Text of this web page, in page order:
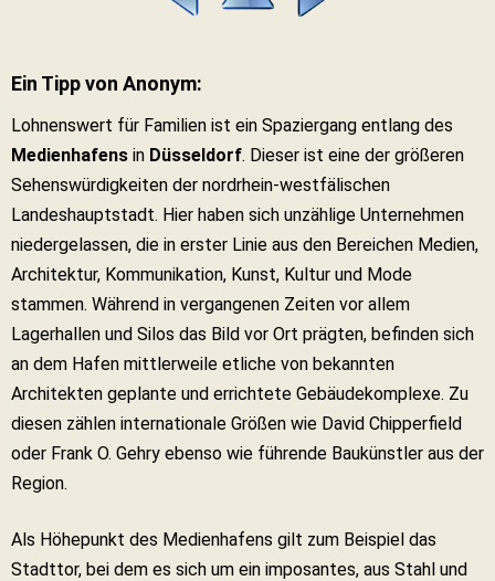
Ein Tipp von Anonym:
Lohnenswert für Familien ist ein Spaziergang entlang des
Medienhafens in Düsseldorf. Dieser ist eine der größeren
Sehenswürdigkeiten der nordrhein-westfälischen
Landeshauptstadt. Hier haben sich unzählige Unternehmen
niedergelassen, die in erster Linie aus den Bereichen Medien,
Architektur, Kommunikation, Kunst, Kultur und Mode
stammen. Während in vergangenen Zeiten vor allem
Lagerhallen und Silos das Bild vor Ort prägten, befinden sich
an dem Hafen mittlerweile etliche von bekannten
Architekten geplante und errichtete Gebäudekomplexe. Zu
diesen zählen internationale Größen wie David Chipperfield
oder Frank O. Gehry ebenso wie führende Baukünstler aus der
Region.
Als Höhepunkt des Medienhafens gilt zum Beispiel das
Stadttor, bei dem es sich um ein imposantes, aus Stahl und